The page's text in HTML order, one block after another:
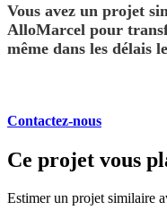
Vous avez un projet
AlloMarcel pour
même dans les délais
Contactez-nous
Ce projet vous
Estimer un projet similaire